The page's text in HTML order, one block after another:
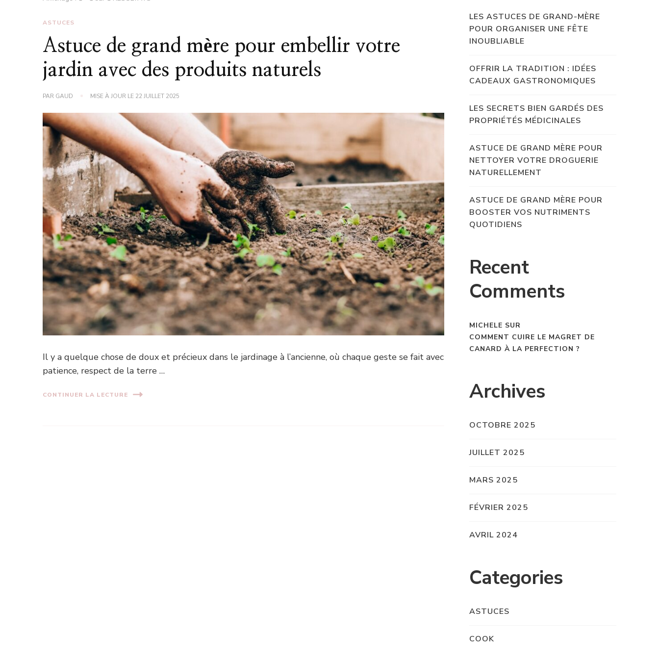
ASTUCES
Astuce de grand mère pour embellir votre
jardin avec des produits naturels
PAR GAUD MISE À JOUR LE 22 JUILLET 2025
Il y a quelque chose de doux et précieux dans le jardinage à l’ancienne, où chaque geste se fait avec
patience, respect de la terre …
CONTINUER LA LECTURE
LES ASTUCES DE GRAND-MÈRE
POUR ORGANISER UNE FÊTE
INOUBLIABLE
OFFRIR LA TRADITION : IDÉES
CADEAUX GASTRONOMIQUES
LES SECRETS BIEN GARDÉS DES
PROPRIÉTÉS MÉDICINALES
ASTUCE DE GRAND MÈRE POUR
NETTOYER VOTRE DROGUERIE
NATURELLEMENT
ASTUCE DE GRAND MÈRE POUR
BOOSTER VOS NUTRIMENTS
QUOTIDIENS
Recent
Comments
MICHELE SUR
COMMENT CUIRE LE MAGRET DE
CANARD À LA PERFECTION ?
Archives
OCTOBRE 2025
JUILLET 2025
MARS 2025
FÉVRIER 2025
AVRIL 2024
Categories
ASTUCES
COOK